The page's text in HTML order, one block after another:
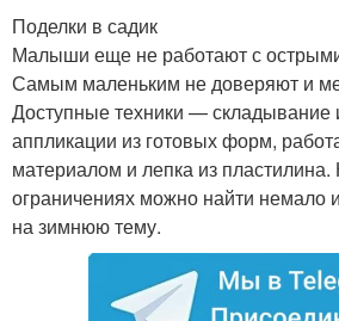
Поделки в садик
Малыши еще не работают с
Самым маленьким не доверяют и
Доступные техники — складывание
аппликации из готовых форм,
материалом и лепка из
ограничениях можно найти немало
на зимнюю тему.